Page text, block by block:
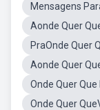
Mensagens
Aonde Quer
PraOnde Quer
Aonde Quer
Onde Quer
Onde Quer